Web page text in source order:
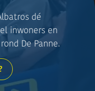
dé
inwoners en
De Panne.